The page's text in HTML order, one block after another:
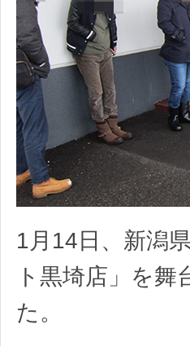
1月14日、新潟
ト黒埼店」を
た。